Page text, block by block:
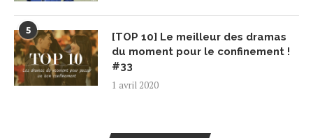
5
[TOP 10] Le meilleur des dramas
du moment pour le confinement !
#33
1 avril 2020